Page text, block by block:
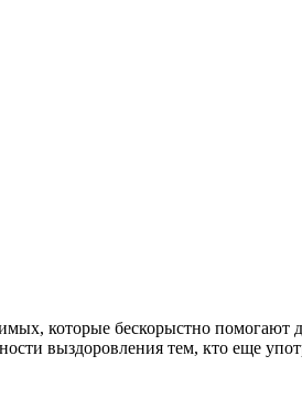
которые бескорыстно помогают
выздоровления тем, кто еще